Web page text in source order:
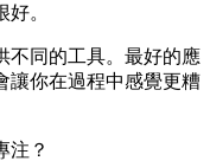
。
同的工具。最好的應
讓你在過程中感覺更糟
注？